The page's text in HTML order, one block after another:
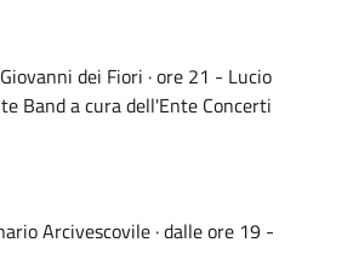
dei Fiori · ore 21 - Lucio
Band a cura dell'Ente Concerti
Arcivescovile · dalle ore 19 -